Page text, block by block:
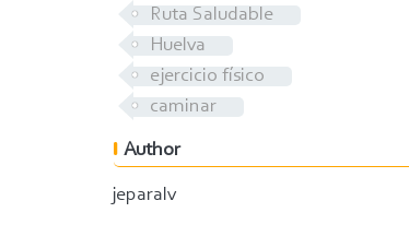
Ruta Saludable
Huelva
ejercicio físico
caminar
Author
jeparalv